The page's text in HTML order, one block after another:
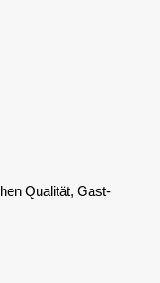
Qua­li­tät, Gast­